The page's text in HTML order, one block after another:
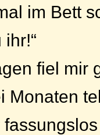
im Bett
fiel mir
Monaten